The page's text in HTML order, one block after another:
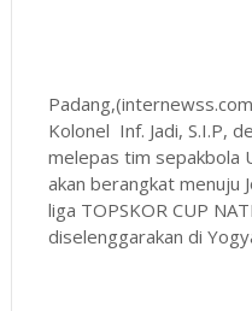
Kolonel Inf. Jadi, S.I.P,
melepas tim sepakbola
akan berangkat menuju
liga TOPSKOR CUP
diselenggarakan di